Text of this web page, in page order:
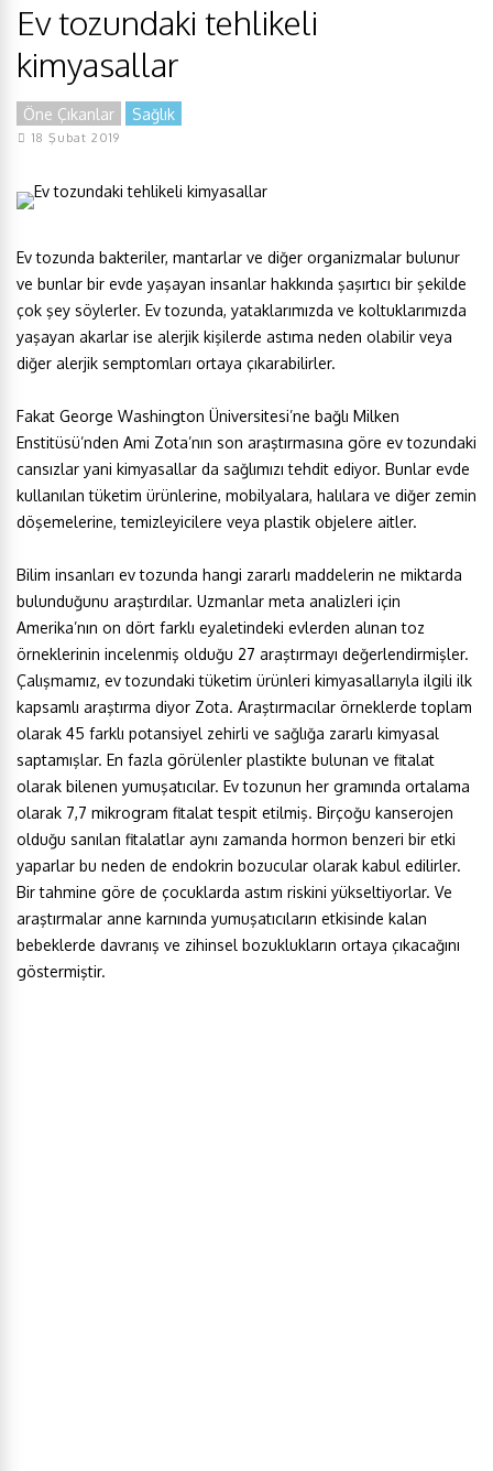
Ev tozundaki tehlikeli
kimyasallar
Öne Çıkanlar Sağlık
18 Şubat 2019
Ev tozunda bakteriler, mantarlar ve diğer organizmalar bulunur
ve bunlar bir evde yaşayan insanlar hakkında şaşırtıcı bir şekilde
çok şey söylerler. Ev tozunda, yataklarımızda ve koltuklarımızda
yaşayan akarlar ise alerjik kişilerde astıma neden olabilir veya
diğer alerjik semptomları ortaya çıkarabilirler.
Fakat George Washington Üniversitesi’ne bağlı Milken
Enstitüsü’nden Ami Zota’nın son araştırmasına göre ev tozundaki
cansızlar yani kimyasallar da sağlımızı tehdit ediyor. Bunlar evde
kullanılan tüketim ürünlerine, mobilyalara, halılara ve diğer zemin
döşemelerine, temizleyicilere veya plastik objelere aitler.
Bilim insanları ev tozunda hangi zararlı maddelerin ne miktarda
bulunduğunu araştırdılar. Uzmanlar meta analizleri için
Amerika’nın on dört farklı eyaletindeki evlerden alınan toz
örneklerinin incelenmiş olduğu 27 araştırmayı değerlendirmişler.
Çalışmamız, ev tozundaki tüketim ürünleri kimyasallarıyla ilgili ilk
kapsamlı araştırma diyor Zota. Araştırmacılar örneklerde toplam
olarak 45 farklı potansiyel zehirli ve sağlığa zararlı kimyasal
saptamışlar. En fazla görülenler plastikte bulunan ve fitalat
olarak bilenen yumuşatıcılar. Ev tozunun her gramında ortalama
olarak 7,7 mikrogram fitalat tespit etilmiş. Birçoğu kanserojen
olduğu sanılan fitalatlar aynı zamanda hormon benzeri bir etki
yaparlar bu neden de endokrin bozucular olarak kabul edilirler.
Bir tahmine göre de çocuklarda astım riskini yükseltiyorlar. Ve
araştırmalar anne karnında yumuşatıcıların etkisinde kalan
bebeklerde davranış ve zihinsel bozuklukların ortaya çıkacağını
göstermiştir.